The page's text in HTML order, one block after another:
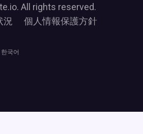
All rights reserved.
況
個人情報保護方針
한국어